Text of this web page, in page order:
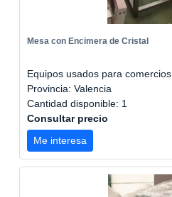
Mesa con Encimera de Cristal
Equipos usados para comercios
Provincia: Valencia
Cantidad disponible: 1
Consultar precio
Me interesa